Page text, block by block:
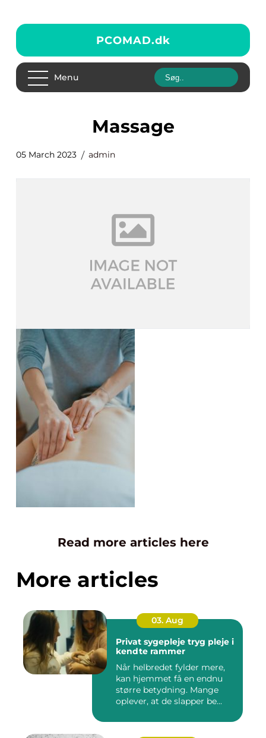
PCOMAD.dk
Menu
massage
05 March 2023 admin
Read more articles here
More articles
03. Aug
Privat sygepleje tryg pleje i
kendte rammer
Når helbredet fylder mere,
kan hjemmet få en endnu
større betydning. Mange
oplever, at de slapper be...